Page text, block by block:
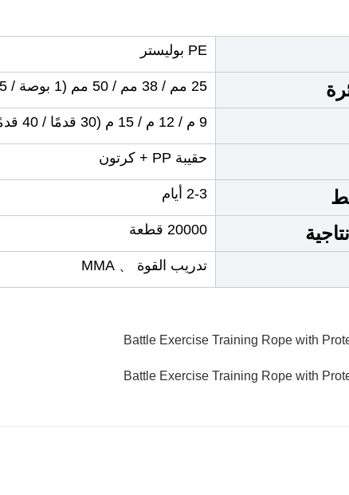
PE بوليستر
25 مم / 38 مم / 50 مم (1 بوصة / 1.5 بوصة / 2 بوصة)
9 م / 12 م / 15 م (30 قدمًا / 40 قدمًا / 50 قدمًا)
حقيبة PP + كرتون
2-3 أيام
20000 قطعة
تدريب القوة 、 MMA